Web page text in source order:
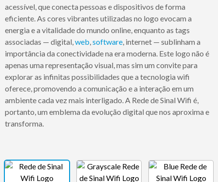
acessível, que conecta pessoas e dispositivos de forma
eficiente. As cores vibrantes utilizadas no logo evocam a
energia e a vitalidade do mundo online, enquanto as tags
associadas — digital,web,software, internet — sublinham a
importância da conectividade na era moderna. Este logo não é
apenas uma representação visual, mas sim um convite para
explorar as infinitas possibilidades que a tecnologia wifi
oferece, promovendo a comunicação e a interação em um
ambiente cada vez mais interligado. A Rede de Sinal Wifi é,
portanto, um emblema da evolução digital que nos aproxima e
transforma.